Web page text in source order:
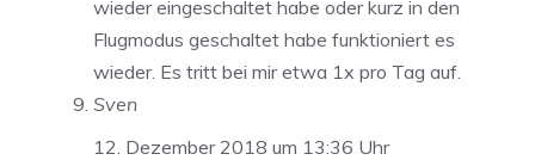
wieder eingeschaltet habe oder kurz in den
Flugmodus geschaltet habe funktioniert es
wieder. Es tritt bei mir etwa 1x pro Tag auf.
Sven
12. Dezember 2018 um 13:36 Uhr